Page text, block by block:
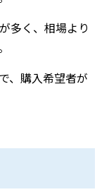
多く、相場より
、購入希望者が